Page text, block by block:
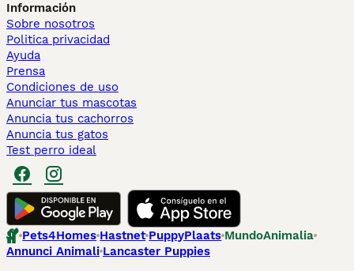
Información
Sobre nosotros
Politica privacidad
Ayuda
Prensa
Condiciones de uso
Anunciar tus mascotas
Anuncia tus cachorros
Anuncia tus gatos
Test perro ideal
Pets4Homes Hastnet PuppyPlaats MundoAnimalia
Annunci Animali Lancaster Puppies